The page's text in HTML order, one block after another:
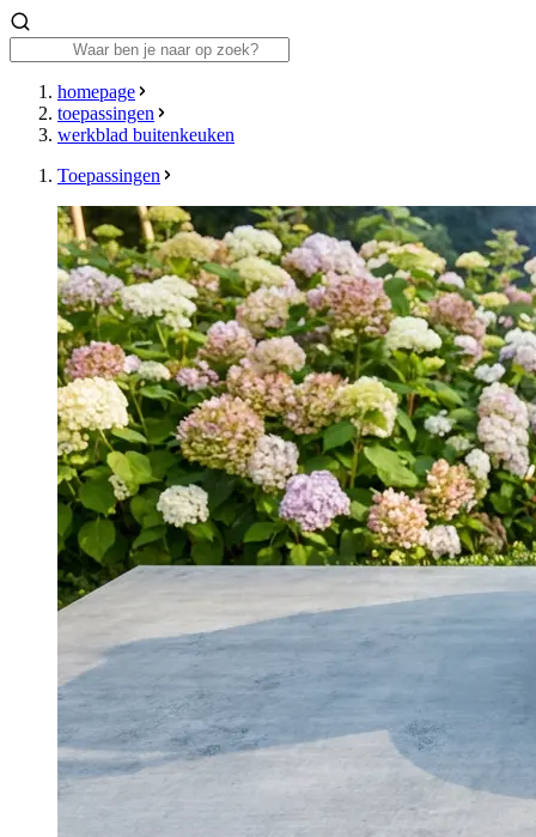
homepage
toepassingen
werkblad buitenkeuken
Toepassingen